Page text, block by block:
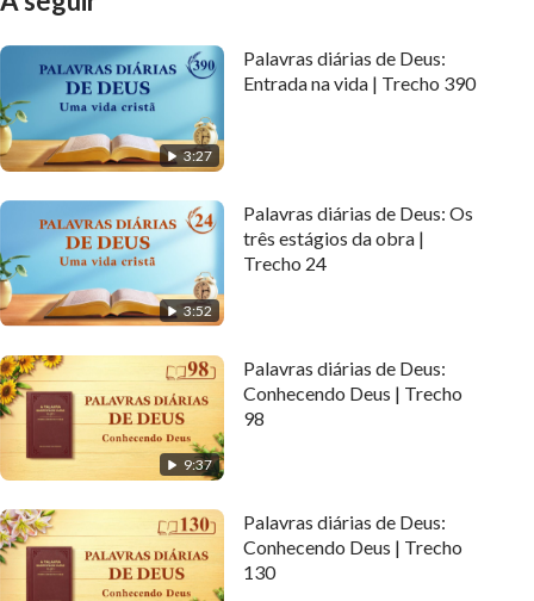
3:27
Palavras diárias de Deus:
Entrada na vida | Trecho 390
3:52
Palavras diárias de Deus: Os
três estágios da obra |
Trecho 24
9:37
Palavras diárias de Deus:
Conhecendo Deus | Trecho
98
Palavras diárias de Deus:
Conhecendo Deus | Trecho
130